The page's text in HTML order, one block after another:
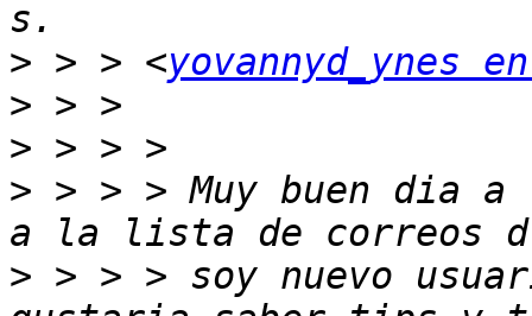
> > > <yovannyd_ynes
>
>
> > > > Muy buen dia
> > > > soy nuevo